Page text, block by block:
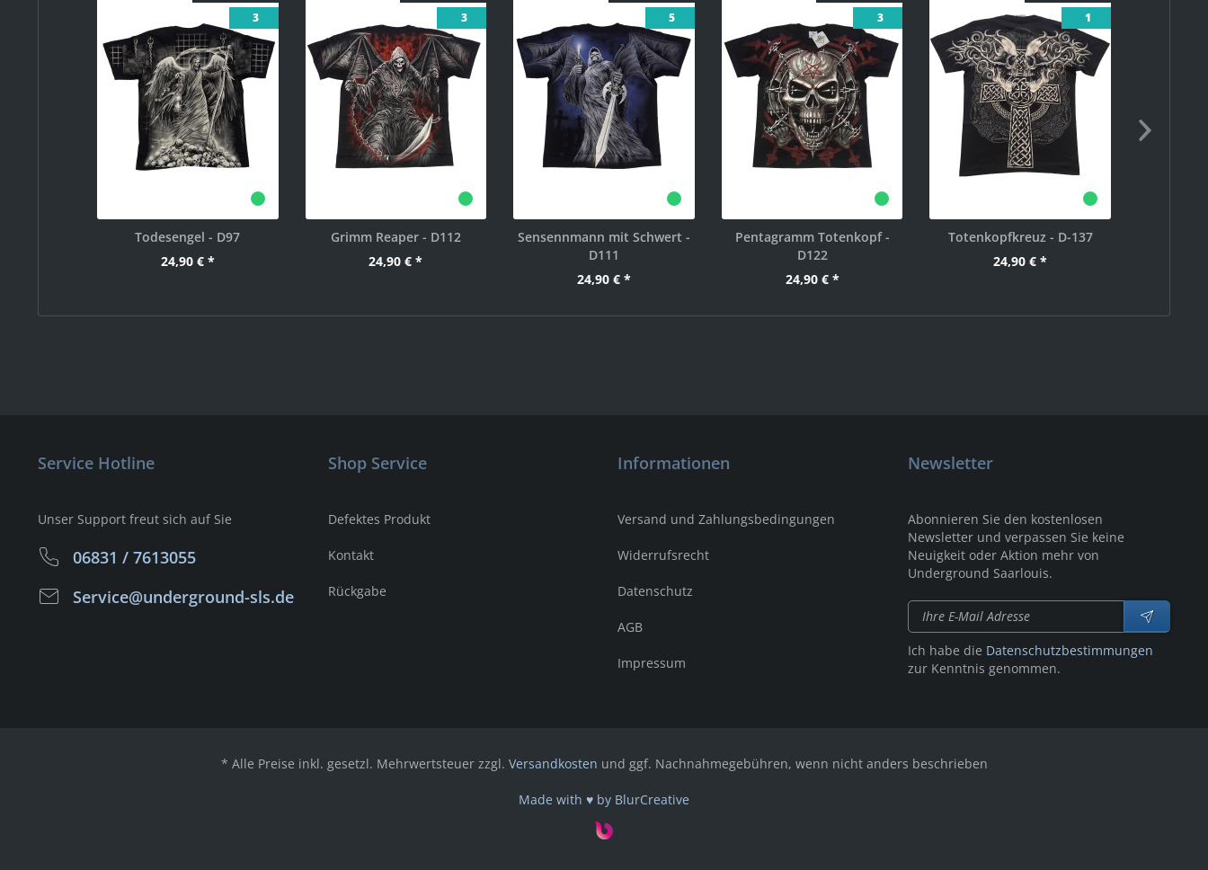
3
Todesengel - D97
24,90 € *
3
Grimm Reaper - D112
24,90 € *
5
Sensennmann mit Schwert -
D111
24,90 € *
3
Pentagramm Totenkopf -
D122
24,90 € *
1
Totenkopfkreuz - D-137
24,90 € *
Service Hotline
Unser Support freut sich auf Sie
06831 / 7613055
Service@underground-sls.de
Shop Service
Defektes Produkt
Kontakt
Rückgabe
Informationen
Versand und Zahlungsbedingungen
Widerrufsrecht
Datenschutz
AGB
Impressum
Newsletter
Abonnieren Sie den kostenlosen
Newsletter und verpassen Sie keine
Neuigkeit oder Aktion mehr von
Underground Saarlouis.
Ich habe die Datenschutzbestimmungen
zur Kenntnis genommen.
* Alle Preise inkl. gesetzl. Mehrwertsteuer zzgl. Versandkosten und ggf. Nachnahmegebühren, wenn nicht anders beschrieben
Made with ♥ by BlurCreative